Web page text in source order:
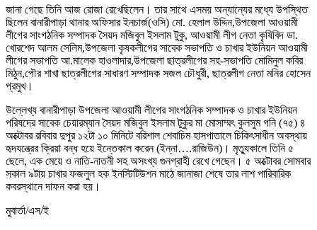
জানা গেছে তিনি আজ রোজা রেখেছিলেন। তার সাথে এসময় অন্যান্যের মধ্যে উপস্থিত
ছিলেন বানারীপাড়া থানার অফিসার ইনচার্জ(ওসি) মো. হেলাল উদ্দিন,উপজেলা আওয়ামী
লীগের সাংগঠনিক সম্পাদক সৈয়দ মজিবুল ইসলাম টুকু, আওয়ামী লীগ নেতা কৃষিবিদ ডা.
খোরশেদ আলম সেলিম,উপজেলা কৃষকলীগের সাবেক সভাপতি ও চাখার ইউনিয়ন আওয়ামী
লীগের সভাপতি আ.মালেক হাওলাদার,উপজেলা ছাত্রলীগের সহ-সভাপতি মোমিনুল কবির
মিঠুন,পৌর শাখা ছাত্রলীগের সাধারণ সম্পাদক সজল চৌধুরী, ছাত্রলীগ নেতা মনির হোসেন
প্রমুখ।
উল্লেখ্য বানারীপাড়া উপজেলা আওয়ামী লীগের সাংগঠনিক সম্পাদক ও চাখার ইউনিয়ন
পরিষদের সাবেক চেয়ারম্যান সৈয়দ মজিবুল ইসলাম টুকুর মা মোসাম্মৎ কুলসুম গনি (৭৫) ৪
অক্টোবর রবিবার দুপুর ১২টা ১০ মিনিটে বরিশাল শেবাচিম হাসপাতালে চিকিৎসাধীন অবস্থায়
হৃদযন্ত্রের ক্রিয়া বন্ধ হয়ে ইন্তেকাল করেন (ইন্না….রাজিউন)। মৃত্যুকালে তিনি ৫
ছেলে, এক মেয়ে ও নাতি-নাতনী সহ অসংখ্য গুনগ্রাহী রেখে গেছেন। ৫ অক্টোবর সোমবার
সকাল ৯টায় চাখার ফজলুল হক ইনস্টিটিউশন মাঠে জানাজা শেষে তার লাশ পারিবারিক
কবরস্থানে দাফন করা হয়।
মুবার্তা/এস/ই